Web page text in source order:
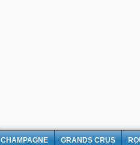
CHAMPAGNE GRANDS CRUS